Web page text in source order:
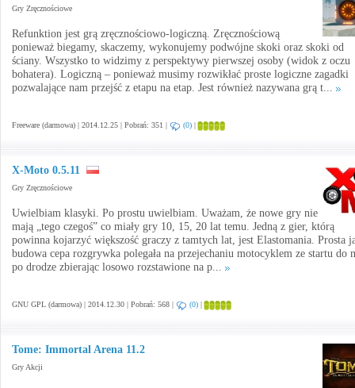
Gry Zręcznościowe
Refunktion jest grą zręcznościowo-logiczną. Zręcznościową
ponieważ biegamy, skaczemy, wykonujemy podwójne skoki oraz skoki od
ściany. Wszystko to widzimy z perspektywy pierwszej osoby (widok z oczu
bohatera). Logiczną – ponieważ musimy rozwikłać proste logiczne zagadki
pozwalające nam przejść z etapu na etap. Jest również nazywana grą t...
Freeware (darmowa) | 2014.12.25 | Pobrań: 351 | (0) |
X-Moto 0.5.11
Gry Zręcznościowe
Uwielbiam klasyki. Po prostu uwielbiam. Uważam, że nowe gry nie
mają „tego czegoś” co miały gry 10, 15, 20 lat temu. Jedną z gier, którą
powinna kojarzyć większość graczy z tamtych lat, jest Elastomania. Prosta
budowa cepa rozgrywka polegała na przejechaniu motocyklem ze startu do
po drodze zbierając losowo rozstawione na p...
GNU GPL (darmowa) | 2014.12.30 | Pobrań: 568 | (0) |
Tome: Immortal Arena 11.2
Gry Akcji